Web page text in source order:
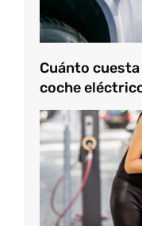
Cuánto
coche